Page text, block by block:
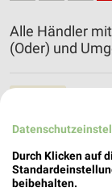
Alle Händler
(Oder) und
Durch Klicken auf
beibehalten.